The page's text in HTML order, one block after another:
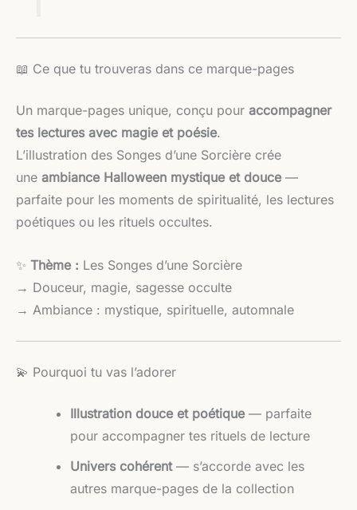
📖 Ce que tu trouveras dans ce marque-pages
Un marque-pages unique, conçu pour accompagner
tes lectures avec magie et poésie.
L’illustration des Songes d’une Sorcière crée
une ambiance Halloween mystique et douce—
parfaite pour les moments de spiritualité, les lectures
poétiques ou les rituels occultes.
✨ Thème : Les Songes d’une Sorcière
→ Douceur, magie, sagesse occulte
→ Ambiance : mystique, spirituelle, automnale
💫 Pourquoi tu vas l’adorer
Illustration douce et poétique— parfaite
pour accompagner tes rituels de lecture
Univers cohérent— s’accorde avec les
autres marque-pages de la collection